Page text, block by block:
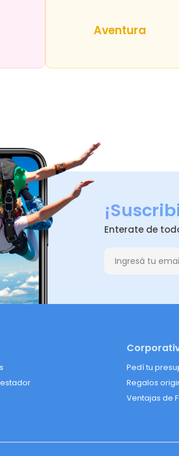
Aventura
Enterate de
Pedí tu
Regalos
Ventajas de